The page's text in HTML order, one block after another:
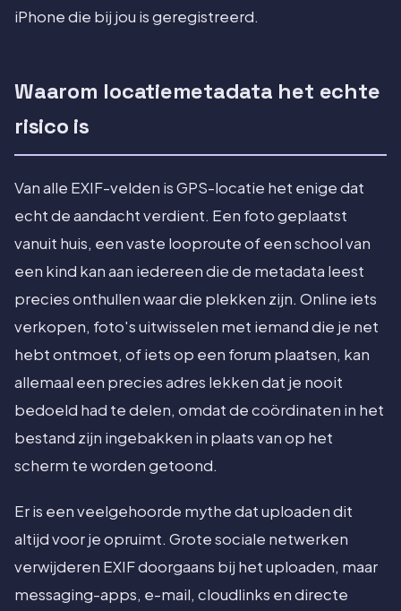
iPhone die bij jou is geregistreerd.
Waarom locatiemetadata het echte
risico is
Van alle EXIF-velden is GPS-locatie het enige dat
echt de aandacht verdient. Een foto geplaatst
vanuit huis, een vaste looproute of een school van
een kind kan aan iedereen die de metadata leest
precies onthullen waar die plekken zijn. Online iets
verkopen, foto's uitwisselen met iemand die je net
hebt ontmoet, of iets op een forum plaatsen, kan
allemaal een precies adres lekken dat je nooit
bedoeld had te delen, omdat de coördinaten in het
bestand zijn ingebakken in plaats van op het
scherm te worden getoond.
Er is een veelgehoorde mythe dat uploaden dit
altijd voor je opruimt. Grote sociale netwerken
verwijderen EXIF doorgaans bij het uploaden, maar
messaging-apps, e-mail, cloudlinks en directe